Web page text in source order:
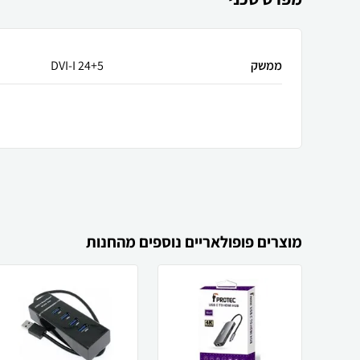
ממשק DVI-I 24+5
מוצרים פופולאריים נוספים מהחנות